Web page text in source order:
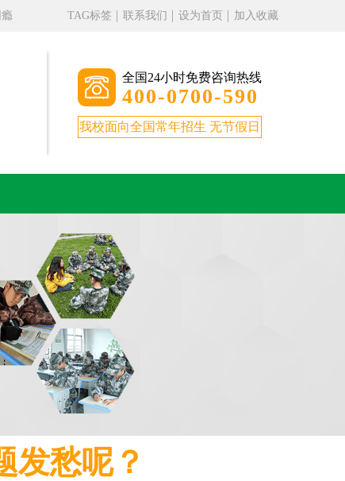
TAG标签 联系我们 设为首页 加入收藏
全国24小时免费咨询热线
400-0700-590
我校面向全国常年招生 无节假日
发愁呢？